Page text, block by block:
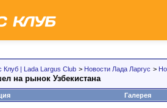
| Lada Largus Club > Новости Лада Ларгус >
на рынок Узбекистана
Галерея